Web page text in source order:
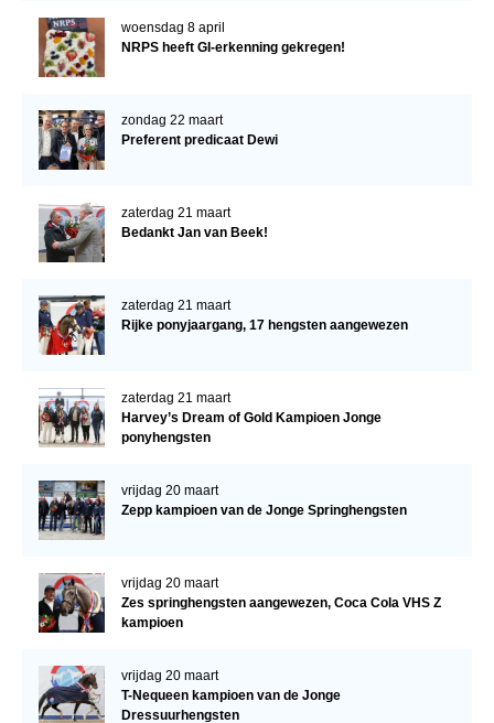
woensdag 8 april
NRPS heeft GI-erkenning gekregen!
zondag 22 maart
Preferent predicaat Dewi
zaterdag 21 maart
Bedankt Jan van Beek!
zaterdag 21 maart
Rijke ponyjaargang, 17 hengsten aangewezen
zaterdag 21 maart
Harvey’s Dream of Gold Kampioen Jonge
ponyhengsten
vrijdag 20 maart
Zepp kampioen van de Jonge Springhengsten
vrijdag 20 maart
Zes springhengsten aangewezen, Coca Cola VHS Z
kampioen
vrijdag 20 maart
T-Nequeen kampioen van de Jonge
Dressuurhengsten